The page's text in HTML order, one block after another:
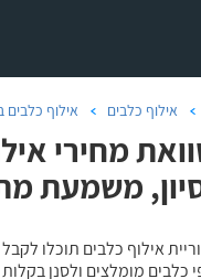
אילוף כלבים אילוף כלבים
מחירי
משמעת
אילוף כלבים תוכלו
כלבים מומלצים ולסנן